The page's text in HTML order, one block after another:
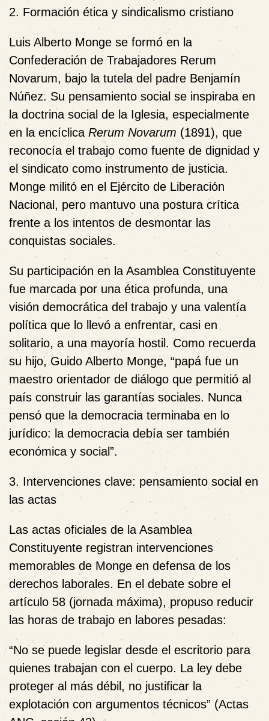
2. Formación ética y sindicalismo cristiano
Luis Alberto Monge se formó en la
Confederación de Trabajadores Rerum
Novarum, bajo la tutela del padre Benjamín
Núñez. Su pensamiento social se inspiraba en
la doctrina social de la Iglesia, especialmente
en la encíclica Rerum Novarum (1891), que
reconocía el trabajo como fuente de dignidad y
el sindicato como instrumento de justicia.
Monge militó en el Ejército de Liberación
Nacional, pero mantuvo una postura crítica
frente a los intentos de desmontar las
conquistas sociales.
Su participación en la Asamblea Constituyente
fue marcada por una ética profunda, una
visión democrática del trabajo y una valentía
política que lo llevó a enfrentar, casi en
solitario, a una mayoría hostil. Como recuerda
su hijo, Guido Alberto Monge, “papá fue un
maestro orientador de diálogo que permitió al
país construir las garantías sociales. Nunca
pensó que la democracia terminaba en lo
jurídico: la democracia debía ser también
económica y social”.
3. Intervenciones clave: pensamiento social en
las actas
Las actas oficiales de la Asamblea
Constituyente registran intervenciones
memorables de Monge en defensa de los
derechos laborales. En el debate sobre el
artículo 58 (jornada máxima), propuso reducir
las horas de trabajo en labores pesadas:
“No se puede legislar desde el escritorio para
quienes trabajan con el cuerpo. La ley debe
proteger al más débil, no justificar la
explotación con argumentos técnicos” (Actas